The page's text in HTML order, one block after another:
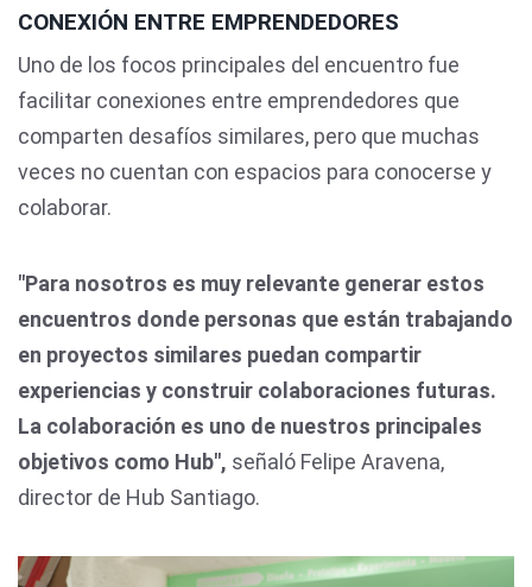
CONEXIÓN ENTRE EMPRENDEDORES
Uno de los focos principales del encuentro fue
facilitar conexiones entre emprendedores que
comparten desafíos similares, pero que muchas
veces no cuentan con espacios para conocerse y
colaborar.
"Para nosotros es muy relevante generar estos
encuentros donde personas que están trabajando
en proyectos similares puedan compartir
experiencias y construir colaboraciones futuras.
La colaboración es uno de nuestros principales
objetivos como Hub", señaló Felipe Aravena,
director de Hub Santiago.